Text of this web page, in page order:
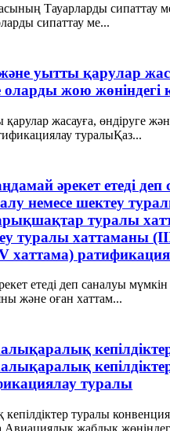
Тауарларды сипаттау
сипаттау ме...
уытты қарулар
жою жөніндегі
жасауға, өндіруге
туралыҚаз...
әрекет етеді
немесе шектеу
туралы
туралы хаттаманы
хаттама)
етеді деп саналуы
және оған хаттам...
туралы
туралы